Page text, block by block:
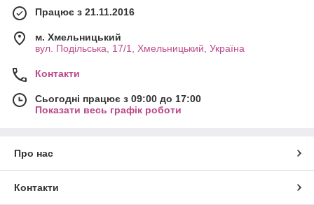
Працює з 21.11.2016
м. Хмельницький
вул. Подільська, 17/1, Хмельницький, Україна
Контакти
Сьогодні працює з 09:00 до 17:00
Показати весь графік роботи
Про нас
Контакти